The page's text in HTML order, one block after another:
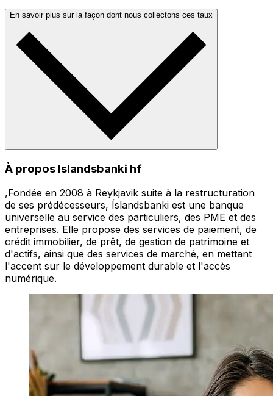
En savoir plus sur la façon dont nous collectons ces taux
À propos Islandsbanki hf
,Fondée en 2008 à Reykjavik suite à la restructuration
de ses prédécesseurs, Íslandsbanki est une banque
universelle au service des particuliers, des PME et des
entreprises. Elle propose des services de paiement, de
crédit immobilier, de prêt, de gestion de patrimoine et
d'actifs, ainsi que des services de marché, en mettant
l'accent sur le développement durable et l'accès
numérique.